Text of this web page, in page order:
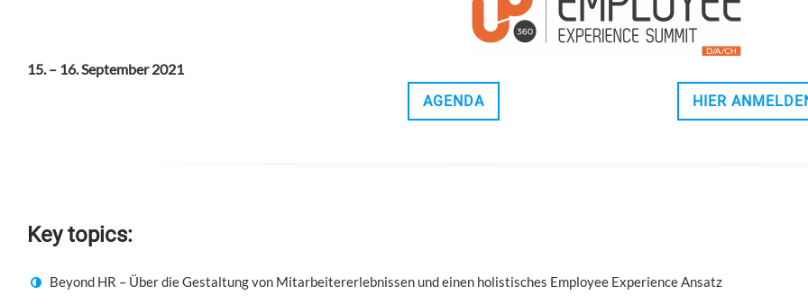
15. – 16. September 2021
AGENDA
HIER
Key topics:
Beyond HR – Über die Gestaltung von Mitarbeitererlebnissen und einen holistisches Employee Experience Ansatz